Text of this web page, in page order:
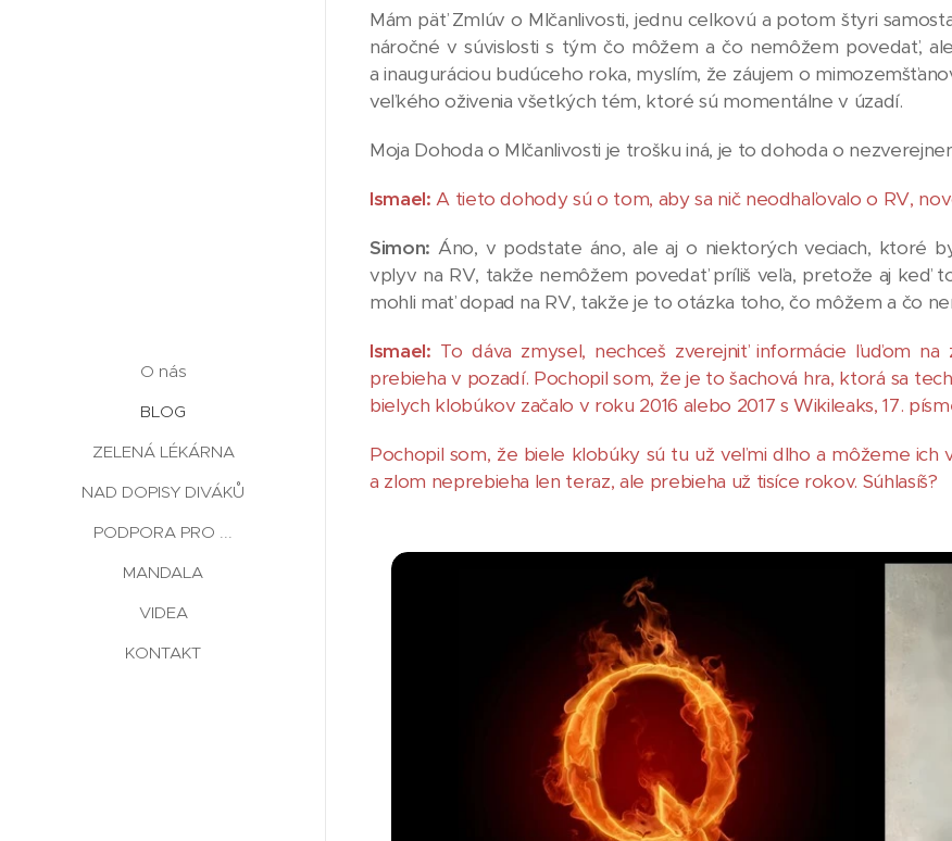
O nás
BLOG
ZELENÁ LÉKÁRNA
NAD DOPISY DIVÁKŮ
PODPORA PRO ...
MANDALA
VIDEA
KONTAKT
Mám päť Zmlúv o Mlčanlivosti, jednu celkovú a potom štyri
náročné v súvislosti s tým čo môžem a čo nemôžem povedať,
a inauguráciou budúceho roka, myslím, že záujem o
veľkého oživenia všetkých tém, ktoré sú momentálne v úzadí.
Moja Dohoda o Mlčanlivosti je trošku iná, je to dohoda o
Ismael:A tieto dohody sú o tom, aby sa nič neodhaľovalo o RV,
Simon:Áno, v podstate áno, ale aj o niektorých veciach, ktoré
vplyv na RV, takže nemôžem povedať príliš veľa, pretože aj keď
mohli mať dopad na RV, takže je to otázka toho, čo môžem a čo
Ismael: To dáva zmysel, nechceš zverejniť informácie ľuďom
prebieha v pozadí. Pochopil som, že je to šachová hra, ktorá sa
bielych klobúkov začalo v roku 2016 alebo 2017 s Wikileaks, 17.
Pochopil som, že biele klobúky sú tu už veľmi dlho a môžeme
a zlom neprebieha len teraz, ale prebieha už tisíce rokov. Súhlasíš?